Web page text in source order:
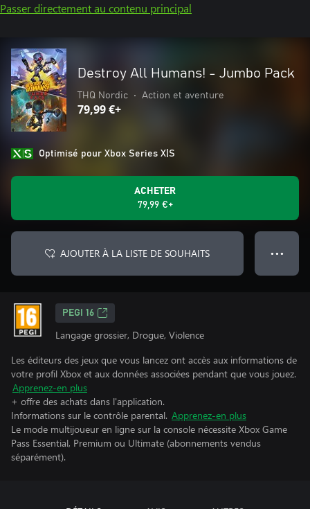
Passer directement au contenu principal
Destroy All Humans! - Jumbo Pack
THQ Nordic • Action et aventure
79,99 €+
Optimisé pour Xbox Series X|S
ACHETER
79,99 €+
AJOUTER À LA LISTE DE SOUHAITS ● ● ●
PEGI 16
Langage grossier, Drogue, Violence
Les éditeurs des jeux que vous lancez ont accès aux informations de
votre profil Xbox et aux données associées pendant que vous jouez.
Apprenez-en plus
+ offre des achats dans l'application.
Informations sur le contrôle parental. Apprenez-en plus
Le mode multijoueur en ligne sur la console nécessite Xbox Game
Pass Essential, Premium ou Ultimate (abonnements vendus
séparément).